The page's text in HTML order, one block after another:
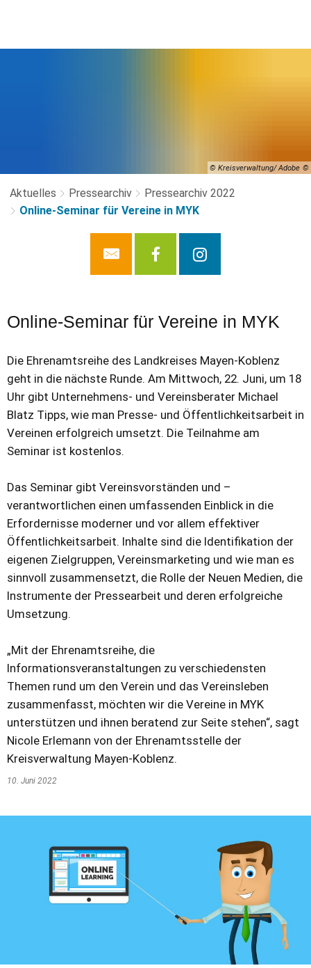
© Kreisverwaltung/ Adobe
Aktuelles Pressearchiv
Pressearchiv 2022
Online-Seminar für Vereine in MYK
Online-Seminar für Vereine in MYK
Die Ehrenamtsreihe des Landkreises Mayen-Koblenz
geht in die nächste Runde. Am Mittwoch, 22. Juni, um 18
Uhr gibt Unternehmens- und Vereinsberater Michael
Blatz Tipps, wie man Presse- und Öffentlichkeitsarbeit in
Vereinen erfolgreich umsetzt. Die Teilnahme am
Seminar ist kostenlos.
Das Seminar gibt Vereinsvorständen und –
verantwortlichen einen umfassenden Einblick in die
Erfordernisse moderner und vor allem effektiver
Öffentlichkeitsarbeit. Inhalte sind die Identifikation der
eigenen Zielgruppen, Vereinsmarketing und wie man es
sinnvoll zusammensetzt, die Rolle der Neuen Medien, die
Instrumente der Pressearbeit und deren erfolgreiche
Umsetzung.
„Mit der Ehrenamtsreihe, die
Informationsveranstaltungen zu verschiedensten
Themen rund um den Verein und das Vereinsleben
zusammenfasst, möchten wir die Vereine in MYK
unterstützen und ihnen beratend zur Seite stehen“, sagt
Nicole Erlemann von der Ehrenamtsstelle der
Kreisverwaltung Mayen-Koblenz.
10. Juni 2022